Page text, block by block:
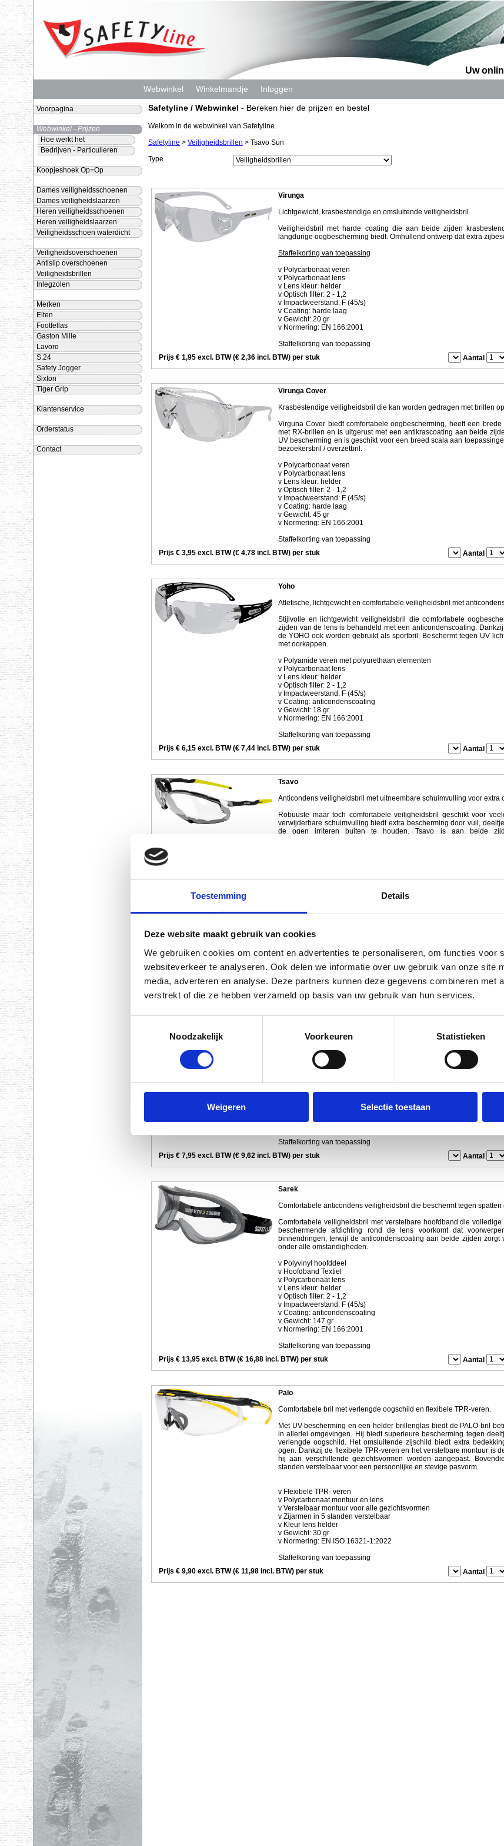
Toestemming Details
Deze website maakt gebruik van cookies
We gebruiken cookies om content en advertenties te personaliseren, om functies voor
websiteverkeer te analyseren. Ook delen we informatie over uw gebruik van onze site
media, adverteren en analyse. Deze partners kunnen deze gegevens combineren met
verstrekt of die ze hebben verzameld op basis van uw gebruik van hun services.
Noodzakelijk
Voorkeuren Statistieken
Weigeren Selectie toestaan
Uw
Webwinkel Winkelmandje
Inloggen
Safetyline / Webwinkel - Bereken hier de prijzen en bestel
Welkom in de webwinkel van Safetyline.
Safetyline > Veiligheidsbrillen > Tsavo Sun
Type
Virunga
Lichtgewicht, krasbestendige en omsluitende veiligheidsbril.
Veiligheidsbril met harde coating die aan beide zijden
langdurige oogbescherming biedt. Omhullend ontwerp dat extra
Staffelkorting van toepassing
v Polycarbonaat veren
v Polycarbonaat lens
v Lens kleur: helder
v Optisch filter: 2 - 1,2
v Impactweerstand: F (45/s)
v Coating: harde laag
v Gewicht: 20 gr
v Normering: EN 166:2001
Staffelkorting van toepassing
Prijs € 1,95 excl. BTW (€ 2,36 incl. BTW) per stuk
Aantal
Virunga Cover
Krasbestendige veiligheidsbril die kan worden gedragen met brillen op
Virguna Cover biedt comfortabele oogbescherming, heeft een
met RX-brillen en is uitgerust met een antikrascoating aan beide
UV bescherming en is geschikt voor een breed scala aan
bezoekersbril / overzetbril.
v Polycarbonaat veren
v Polycarbonaat lens
v Lens kleur: helder
v Optisch filter: 2 - 1,2
v Impactweerstand: F (45/s)
v Coating: harde laag
v Gewicht: 45 gr
v Normering: EN 166:2001
Staffelkorting van toepassing
Prijs € 3,95 excl. BTW (€ 4,78 incl. BTW) per stuk
Aantal
Yoho
Atletische, lichtgewicht en comfortabele veiligheidsbril met
Stijlvolle en lichtgewicht veiligheidsbril die comfortabele
zijden van de lens is behandeld met een anticondenscoating.
de YOHO ook worden gebruikt als sportbril. Beschermt tegen UV
met oorkappen.
v Polyamide veren met polyurethaan elementen
v Polycarbonaat lens
v Lens kleur: helder
v Optisch filter: 2 - 1,2
v Impactweerstand: F (45/s)
v Coating: anticondenscoating
v Gewicht: 18 gr
v Normering: EN 166:2001
Staffelkorting van toepassing
Prijs € 6,15 excl. BTW (€ 7,44 incl. BTW) per stuk
Aantal
Tsavo
Anticondens veiligheidsbril met uitneembare schuimvulling voor extra
Robuuste maar toch comfortabele veiligheidsbril geschikt voor
verwijderbare schuimvulling biedt extra bescherming door vuil,
de ogen irriteren buiten te houden. Tsavo is aan beide
v Lens kleur: helder
v Gewicht: 35 gr
Staffelkorting van toepassing
Prijs € 6,95 excl. BTW (€ 8,41 incl. BTW) per stuk
Aantal
Tsavo Sun
Anticondens zonnebril met uitneembare schuimvulling voor extra
Robuuste maar toch comfortabele veiligheidsbril geschikt voor
de ogen irriteren buiten te houden. Tsavo Sun is aan beide
v Polyamide veren
v Polycarbonaat lens
v Lens kleur: donker
v Optisch filter: 5 - 2,5
v Coating: anticondenscoating
Staffelkorting van toepassing
Prijs € 7,95 excl. BTW (€ 9,62 incl. BTW) per stuk
Aantal
Sarek
Comfortabele anticondens veiligheidsbril die beschermt tegen spatten
Comfortabele veiligheidsbril met verstelbare hoofdband die
beschermende afdichting rond de lens voorkomt dat
binnendringen, terwijl de anticondenscoating aan beide zijden zorgt
onder alle omstandigheden.
v Polyvinyl hoofddeel
v Hoofdband Textiel
v Polycarbonaat lens
v Lens kleur: helder
v Optisch filter: 2 - 1,2
v Impactweerstand: F (45/s)
v Coating: anticondenscoating
v Gewicht: 147 gr
v Normering: EN 166:2001
Staffelkorting van toepassing
Prijs € 13,95 excl. BTW (€ 16,88 incl. BTW) per stuk
Aantal
Palo
Comfortabele bril met verlengde oogschild en flexibele TPR-veren.
Met UV-bescherming en een helder brillenglas biedt de PALO-bril
in allerlei omgevingen. Hij biedt superieure bescherming tegen
verlengde oogschild. Het omsluitende zijschild biedt extra
ogen. Dankzij de flexibele TPR-veren en het verstelbare montuur is
hij aan verschillende gezichtsvormen worden aangepast.
standen verstelbaar voor een persoonlijke en stevige pasvorm.
v Flexibele TPR- veren
v Polycarbonaat montuur en lens
v Verstelbaar montuur voor alle gezichtsvormen
v Zijarmen in 5 standen verstelbaar
v Kleur lens helder
v Gewicht: 30 gr
v Normering: EN ISO 16321-1:2022
Staffelkorting van toepassing
Prijs € 9,90 excl. BTW (€ 11,98 incl. BTW) per stuk
Aantal
Voorpagina
Webwinkel - Prijzen
Hoe werkt het
Bedrijven - Particulieren
Koopjeshoek Op=Op
Dames veiligheidsschoenen
Dames veiligheidslaarzen
Heren veiligheidsschoenen
Heren veiligheidslaarzen
Veiligheidsschoen waterdicht
Veiligheidsoverschoenen
Antislip overschoenen
Veiligheidsbrillen
Inlegzolen
Merken
Elten
Footfellas
Gaston Mille
Lavoro
S.24
Safety Jogger
Sixton
Tiger Grip
Klantenservice
Orderstatus
Contact